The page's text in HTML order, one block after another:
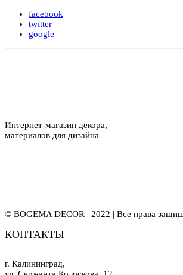
facebook
twitter
google
Интернет-магазин декора,
материалов для дизайна
© BOGEMA DECOR | 2022 | Все права
КОНТАКТЫ
г. Калининград,